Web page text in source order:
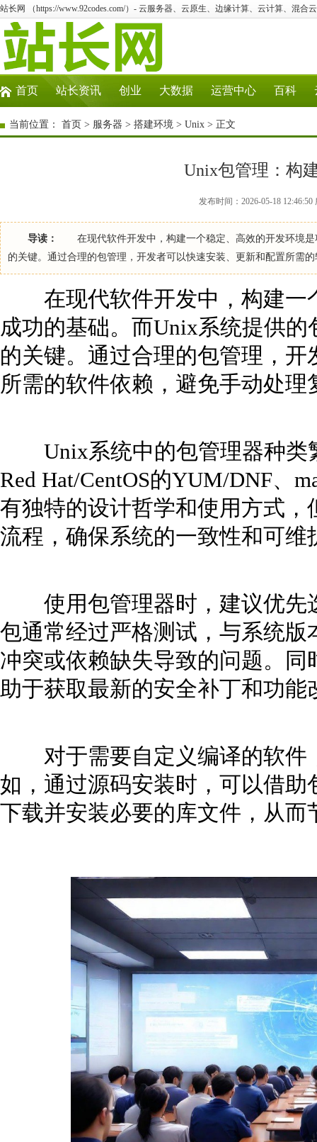
站长网 （https://www.92codes.com/）- 云服务器、云原生、边缘计算、云计算、混合
首页 站长资讯 创业 大数据 运营中心 百科
当前位置： 首页 > 服务器 > 搭建环境 > Unix > 正文
Unix包管理：构
发布时间：2026-05-18
导读：
在现代软件开发中，构建一个稳定、高效的开发环境是
的关键。通过合理的包管理，开发者可以快速安装、更新和配置所需
在现代软件开发中，构建一
成功的基础。而Unix系统提供
的关键。通过合理的包管理，
所需的软件依赖，避免手动处
Unix系统中的包管理器种类
Red Hat/CentOS的YUM/DNF、
有独特的设计哲学和使用方式
流程，确保系统的一致性和可维
使用包管理器时，建议优先
包通常经过严格测试，与系统
冲突或依赖缺失导致的问题。
助于获取最新的安全补丁和功能
对于需要自定义编译的软件
如，通过源码安装时，可以借
下载并安装必要的库文件，从而